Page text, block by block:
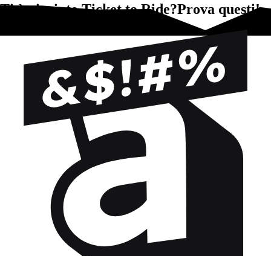
Ti è piaciuto Ticket to Ride?Prova questi!